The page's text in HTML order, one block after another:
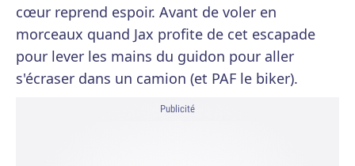
cœur reprend espoir. Avant de voler en
morceaux quand Jax profite de cet escapade
pour lever les mains du guidon pour aller
s'écraser dans un camion (et PAF le biker).
Publicité